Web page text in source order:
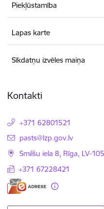
Piekļūstamība
Lapas karte
Sīkdatņu izvēles maiņa
Kontakti
+371 62801521
E-pasts:
pasts@lzp.gov.lv
Smilšu iela 8, Rīga, LV-
+371 67228421